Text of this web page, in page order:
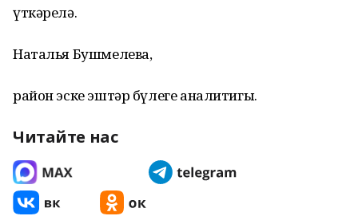
үткәрелә.
Наталья Бушмелева,
район эске эштәр бүлеге аналитигы.
Читайте нас